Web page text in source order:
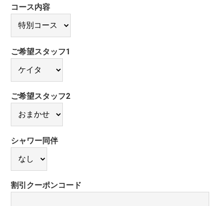
コース内容
ご希望スタッフ1
ご希望スタッフ2
シャワー同伴
割引クーポンコード